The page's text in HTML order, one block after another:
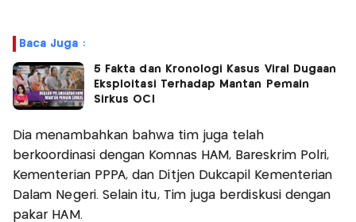
Baca Juga :
5 Fakta dan Kronologi Kasus Viral Dugaan
Eksploitasi Terhadap Mantan Pemain
Sirkus OCI
Dia menambahkan bahwa tim juga telah
berkoordinasi dengan Komnas HAM, Bareskrim Polri,
Kementerian PPPA, dan Ditjen Dukcapil Kementerian
Dalam Negeri. Selain itu, Tim juga berdiskusi dengan
pakar HAM.